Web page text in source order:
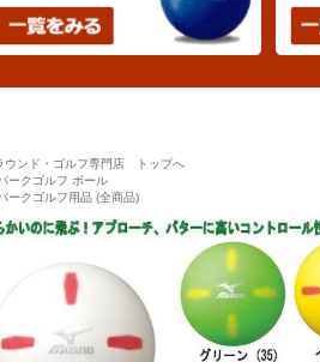
ウンド・ゴルフ専門店 トップへ
ークゴルフ ボール
ークゴルフ用品 (全商品)